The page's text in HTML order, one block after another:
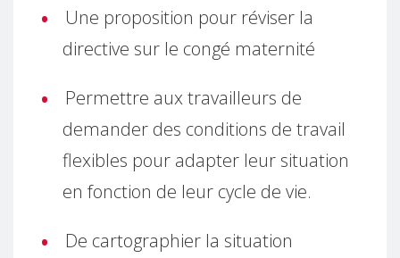
Une proposition pour réviser la
directive sur le congé maternité
Permettre aux travailleurs de
demander des conditions de travail
flexibles pour adapter leur situation
en fonction de leur cycle de vie.
De cartographier la situation